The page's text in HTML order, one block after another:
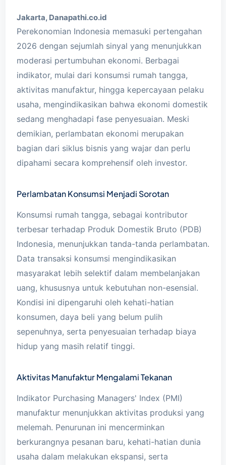
Jakarta, Danapathi.co.id
Perekonomian Indonesia memasuki pertengahan
2026 dengan sejumlah sinyal yang menunjukkan
moderasi pertumbuhan ekonomi. Berbagai
indikator, mulai dari konsumsi rumah tangga,
aktivitas manufaktur, hingga kepercayaan pelaku
usaha, mengindikasikan bahwa ekonomi domestik
sedang menghadapi fase penyesuaian. Meski
demikian, perlambatan ekonomi merupakan
bagian dari siklus bisnis yang wajar dan perlu
dipahami secara komprehensif oleh investor.
Perlambatan Konsumsi Menjadi Sorotan
Konsumsi rumah tangga, sebagai kontributor
terbesar terhadap Produk Domestik Bruto (PDB)
Indonesia, menunjukkan tanda-tanda perlambatan.
Data transaksi konsumsi mengindikasikan
masyarakat lebih selektif dalam membelanjakan
uang, khususnya untuk kebutuhan non-esensial.
Kondisi ini dipengaruhi oleh kehati-hatian
konsumen, daya beli yang belum pulih
sepenuhnya, serta penyesuaian terhadap biaya
hidup yang masih relatif tinggi.
Aktivitas Manufaktur Mengalami Tekanan
Indikator Purchasing Managers' Index (PMI)
manufaktur menunjukkan aktivitas produksi yang
melemah. Penurunan ini mencerminkan
berkurangnya pesanan baru, kehati-hatian dunia
usaha dalam melakukan ekspansi, serta